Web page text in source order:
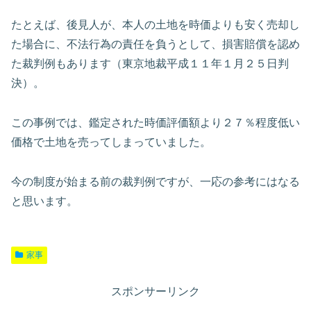
たとえば、後見人が、本人の土地を時価よりも安く売却し
た場合に、不法行為の責任を負うとして、損害賠償を認め
た裁判例もあります（東京地裁平成１１年１月２５日判
決）。
この事例では、鑑定された時価評価額より２７％程度低い
価格で土地を売ってしまっていました。
今の制度が始まる前の裁判例ですが、一応の参考にはなる
と思います。
家事
スポンサーリンク